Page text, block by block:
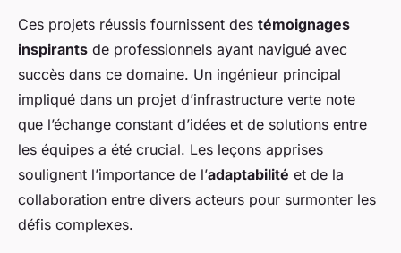
Ces projets réussis fournissent des témoignages
inspirants de professionnels ayant navigué avec
succès dans ce domaine. Un ingénieur principal
impliqué dans un projet d’infrastructure verte note
que l’échange constant d’idées et de solutions entre
les équipes a été crucial. Les leçons apprises
soulignent l’importance de l’adaptabilité et de la
collaboration entre divers acteurs pour surmonter les
défis complexes.